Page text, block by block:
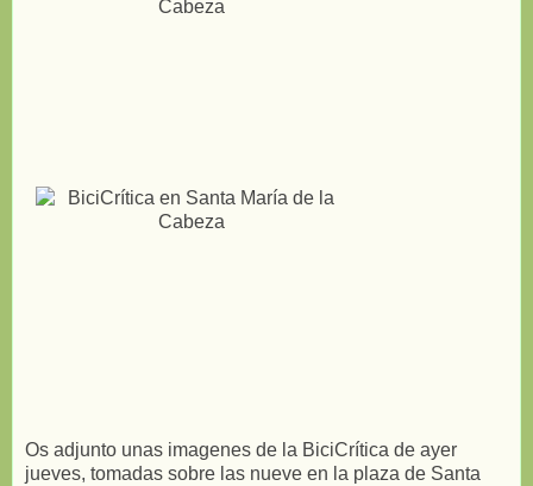
Os adjunto unas imagenes de la BiciCrítica de ayer
jueves, tomadas sobre las nueve en la plaza de Santa